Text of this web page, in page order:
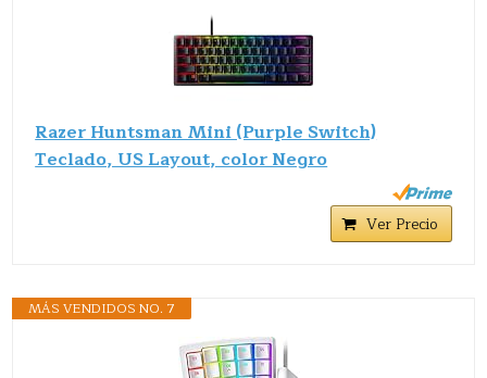
Razer Huntsman Mini (Purple Switch)
Teclado, US Layout, color Negro
Ver Precio
MÁS VENDIDOS NO. 7